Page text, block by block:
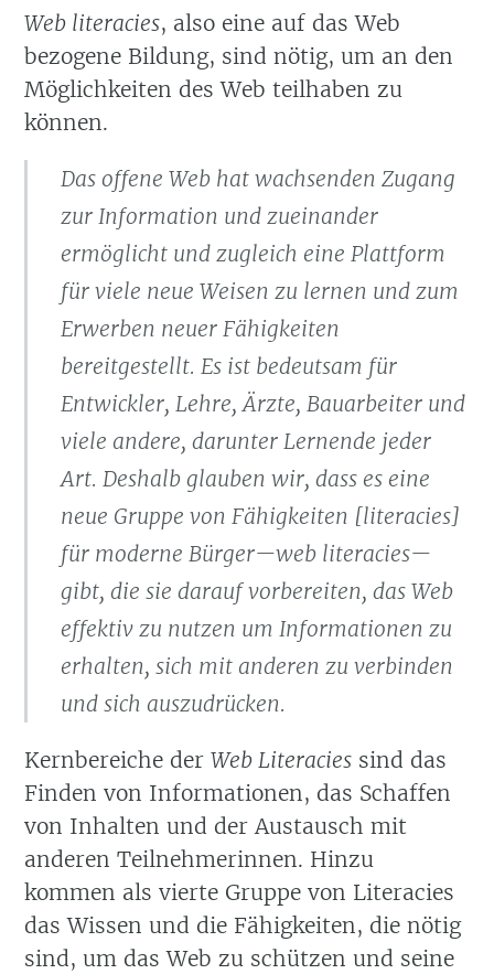
Web literacies, also eine auf das Web
bezogene Bildung, sind nötig, um an den
Möglichkeiten des Web teilhaben zu
können.
Das offene Web hat wachsenden Zugang
zur Information und zueinander
ermöglicht und zugleich eine Plattform
für viele neue Weisen zu lernen und zum
Erwerben neuer Fähigkeiten
bereitgestellt. Es ist bedeutsam für
Entwickler, Lehre, Ärzte, Bauarbeiter und
viele andere, darunter Lernende jeder
Art. Deshalb glauben wir, dass es eine
neue Gruppe von Fähigkeiten [literacies]
für moderne Bürger—web literacies—
gibt, die sie darauf vorbereiten, das Web
effektiv zu nutzen um Informationen zu
erhalten, sich mit anderen zu verbinden
und sich auszudrücken.
Kernbereiche derWeb Literacies sind das
Finden von Informationen, das Schaffen
von Inhalten und der Austausch mit
anderen Teilnehmerinnen. Hinzu
kommen als vierte Gruppe von Literacies
das Wissen und die Fähigkeiten, die nötig
sind, um das Web zu schützen und seine